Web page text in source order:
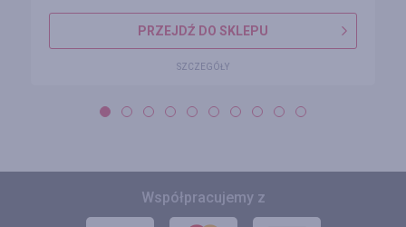
PRZEJDŹ DO SKLEPU
SZCZEGÓŁY
Współpracujemy z